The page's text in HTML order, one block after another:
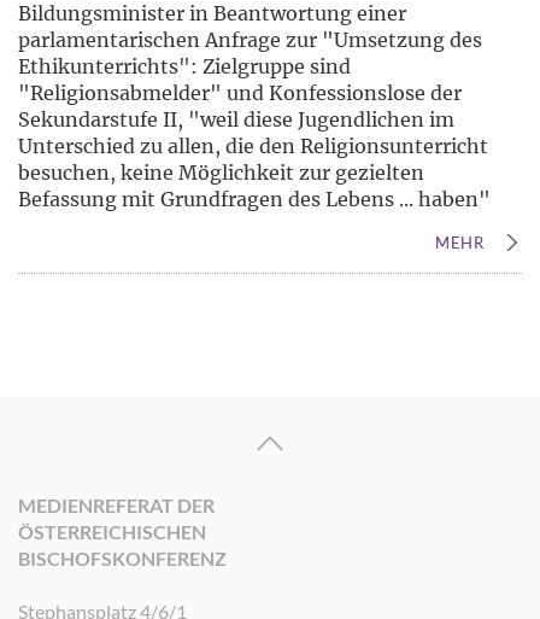
Bildungsminister in Beantwortung einer
parlamentarischen Anfrage zur "Umsetzung des
Ethikunterrichts": Zielgruppe sind
"Religionsabmelder" und Konfessionslose der
Sekundarstufe II, "weil diese Jugendlichen im
Unterschied zu allen, die den Religionsunterricht
besuchen, keine Möglichkeit zur gezielten
Befassung mit Grundfragen des Lebens ... haben"
MEHR
MEDIENREFERAT DER
ÖSTERREICHISCHEN
BISCHOFSKONFERENZ
Stephansplatz 4/6/1